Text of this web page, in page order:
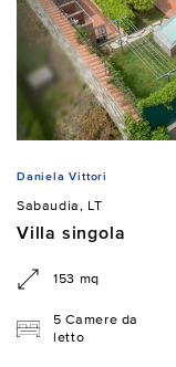
Daniela Vittori
Sabaudia, LT
Villa singola
153 mq
5 Camere da
letto